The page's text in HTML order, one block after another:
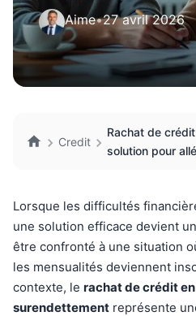
Aime•27 avril 2026
Credit
Rachat de
solution pour
Lorsque les difficultés
une solution efficace devient
être confronté à une situation
les mensualités deviennent
contexte, le rachat de crédit
surendettement représente